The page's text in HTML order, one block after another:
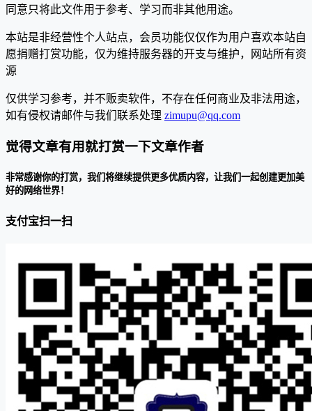
同意只将此文件用于参考、学习而非其他用途。
本站是非经营性个人站点，会员功能仅仅作为用户喜欢本站自
愿捐赠打赏功能，仅为维持服务器的开支与维护，网站所有资
源
仅供学习参考，并不贩卖软件，不存在任何商业及非法用途，
如有侵权请邮件与我们联系处理 zimupu@qq.com
觉得文章有用就打赏一下文章作者
非常感谢你的打赏，我们将继续提供更多优质内容，让我们一起创建更加美
好的网络世界！
支付宝扫一扫